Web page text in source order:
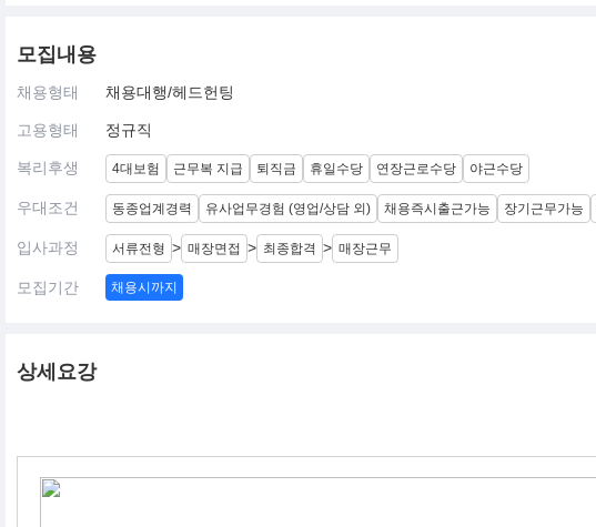
모집내용
채용형태 채용대행/헤드헌팅
고용형태 정규직
복리후생 4대보험 근무복 지급 퇴직금 휴일수당 연장근로수당 야근수당
우대조건 동종업계경력 유사업무경험 (영업/상담 외) 채용즉시출근가능 장기근무가능
입사과정 서류전형 > 매장면접 > 최종합격 > 매장근무
모집기간 채용시까지
상세요강